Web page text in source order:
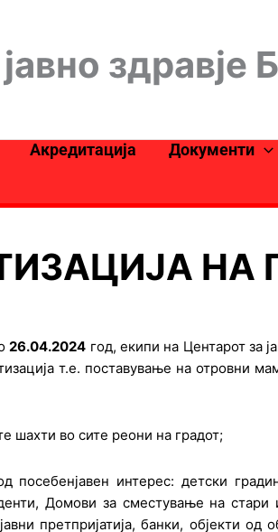
здравје
Акредитација Документи
НА
26.04.2024 год, екипи на Центарот за
т.е. поставување на отровни
шахти во сите реони на градот;
посебенјавен интерес: детски
Домови за сместување на
претпријатија, банки, објекти од